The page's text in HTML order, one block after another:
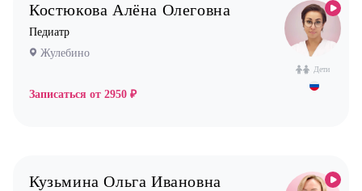
Дети
Костюкова Алёна Олеговна
Педиатр
Жулебино
Записаться от 2950 ₽
Кузьмина Ольга Ивановна